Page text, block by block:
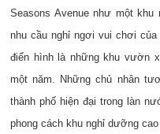
Seasons Avenue như một
nhu cầu nghỉ ngơi vui chơi
điển hình là những khu vườn
một năm. Những chủ nhân
thành phố hiện đại trong làn
phong cách khu nghỉ dưỡng